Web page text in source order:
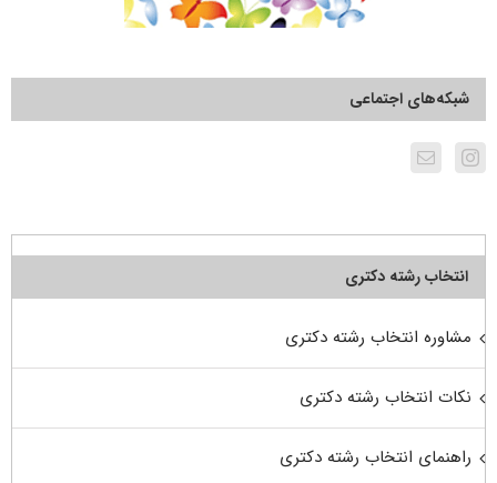
شبکه‌های اجتماعی
انتخاب رشته دکتری
مشاوره انتخاب رشته دکتری
نکات انتخاب رشته دکتری
راهنمای انتخاب رشته دکتری